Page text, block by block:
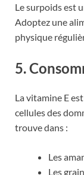
Le surpoids est
Adoptez une
physique
5.
La vitamine E
cellules des
trouve dans :
Les
Les